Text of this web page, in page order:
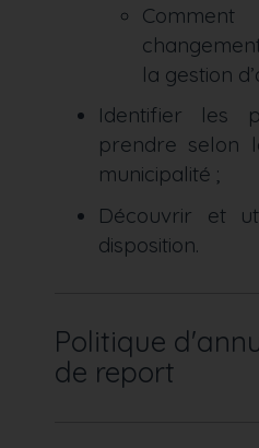
la gestion
Identifier les
prendre selon
municipalité ;
Découvrir et
disposition.
Politique
de report